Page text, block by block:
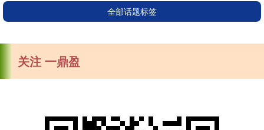
全部话题标签
关注 一鼎盈